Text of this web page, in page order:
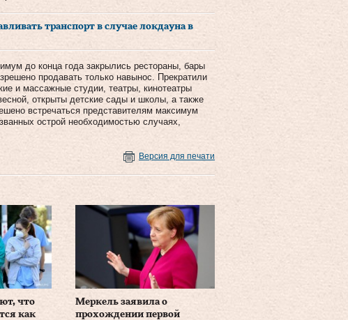
транспорт в случае локдауна в
до конца года закрылись рестораны, бары
продавать только навынос. Прекратили
и массажные студии, театры, кинотеатры
открыты детские сады и школы, а также
встречаться представителям максимум
острой необходимостью случаях,
Версия для печати
что
как
Меркель заявила о
прохождении первой